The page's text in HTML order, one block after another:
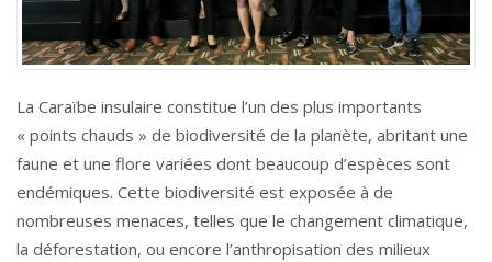
La Caraïbe insulaire constitue l’un des plus importants
« points chauds » de biodiversité de la planète, abritant une
faune et une flore variées dont beaucoup d’espèces sont
endémiques. Cette biodiversité est exposée à de
nombreuses menaces, telles que le changement climatique,
la déforestation, ou encore l’anthropisation des milieux